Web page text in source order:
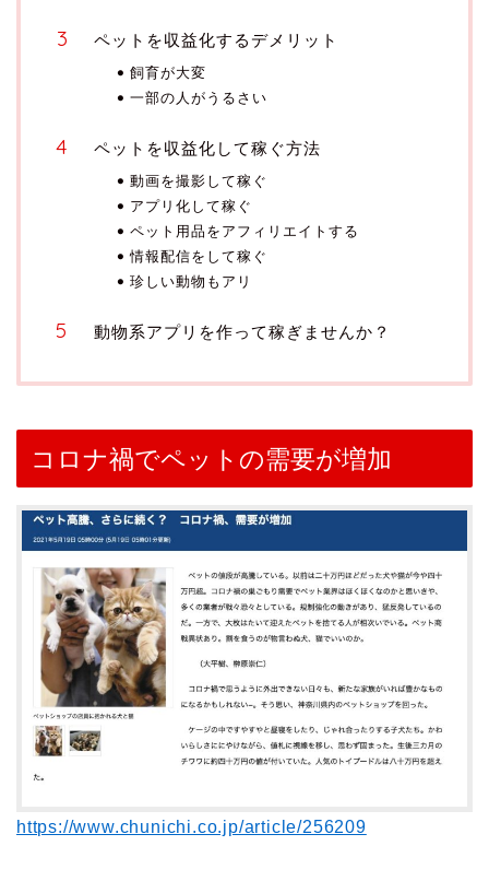
ペットを収益化するデメリット
飼育が大変
一部の人がうるさい
ペットを収益化して稼ぐ方法
動画を撮影して稼ぐ
アプリ化して稼ぐ
ペット用品をアフィリエイトする
情報配信をして稼ぐ
珍しい動物もアリ
動物系アプリを作って稼ぎませんか？
コロナ禍でペットの需要が増加
https://www.chunichi.co.jp/article/256209